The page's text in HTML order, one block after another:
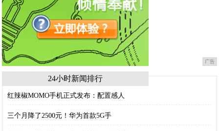
广告
24小时新闻排行
红辣椒MOMO手机正式发布：配置感人
三个月降了2500元！华为首款5G手